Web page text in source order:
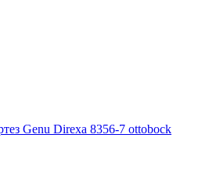
Genu Direxa 8356-7 ottobock